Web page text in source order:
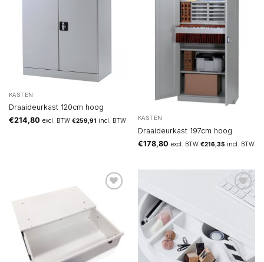
KASTEN
Draaideurkast 120cm hoog
€214,80 excl. BTW €259,91 incl. BTW KASTEN
Draaideurkast 197cm hoog
€178,80 excl. BTW €216,35 incl. BTW